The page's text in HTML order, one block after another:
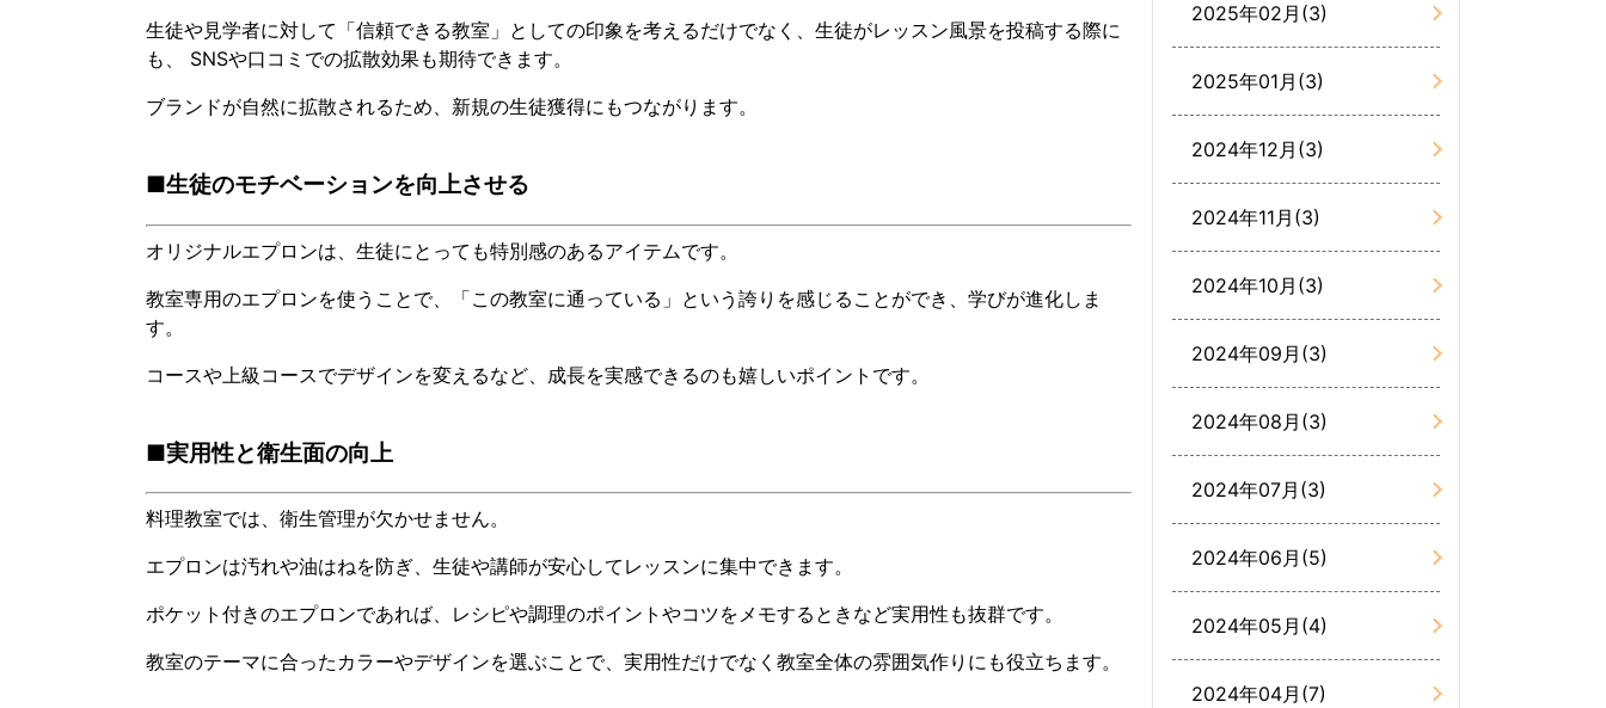
生徒や見学者に対して「信頼できる教室」としての印象を考えるだけでなく、生徒がレッスン風景を投稿する際に
も、 SNSや口コミでの拡散効果も期待できます。
ブランドが自然に拡散されるため、新規の生徒獲得にもつながります。
■生徒のモチベーションを向上させる
オリジナルエプロンは、生徒にとっても特別感のあるアイテムです。
教室専用のエプロンを使うことで、「この教室に通っている」という誇りを感じることができ、学びが進化しま
す。
コースや上級コースでデザインを変えるなど、成長を実感できるのも嬉しいポイントです。
■実用性と衛生面の向上
料理教室では、衛生管理が欠かせません。
エプロンは汚れや油はねを防ぎ、生徒や講師が安心してレッスンに集中できます。
ポケット付きのエプロンであれば、レシピや調理のポイントやコツをメモするときなど実用性も抜群です。
教室のテーマに合ったカラーやデザインを選ぶことで、実用性だけでなく教室全体の雰囲気作りにも役立ちます。
2025年02月(3)
2025年01月(3)
2024年12月(3)
2024年11月(3)
2024年10月(3)
2024年09月(3)
2024年08月(3)
2024年07月(3)
2024年06月(5)
2024年05月(4)
2024年04月(7)